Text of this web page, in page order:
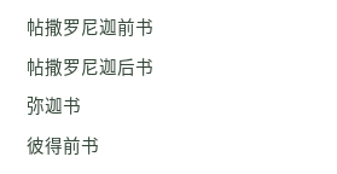
帖撒罗尼迦前书
帖撒罗尼迦后书
弥迦书
彼得前书